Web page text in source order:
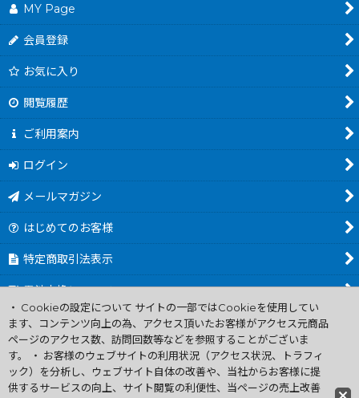
MY Page
会員登録
お気に入り
閲覧履歴
ご利用案内
ログイン
メールマガジン
はじめてのお客様
特定商取引法表示
電池交換について
商品カテゴリ一覧
Worldwide Shipping Guide
・ Cookieの設定について サイトの一部ではCookieを使用してい
ます、コンテンツ向上の為、アクセス頂いたお客様がアクセス元商品
ページのアクセス数、訪問回数等などを参照することがございま
す。 ・ お客様のウェブサイトの利用状況（アクセス状況、トラフィ
ック）を分析し、ウェブサイト自体の改善や、当社からお客様に提
供するサービスの向上、サイト閲覧の利便性、当ページの売上改善